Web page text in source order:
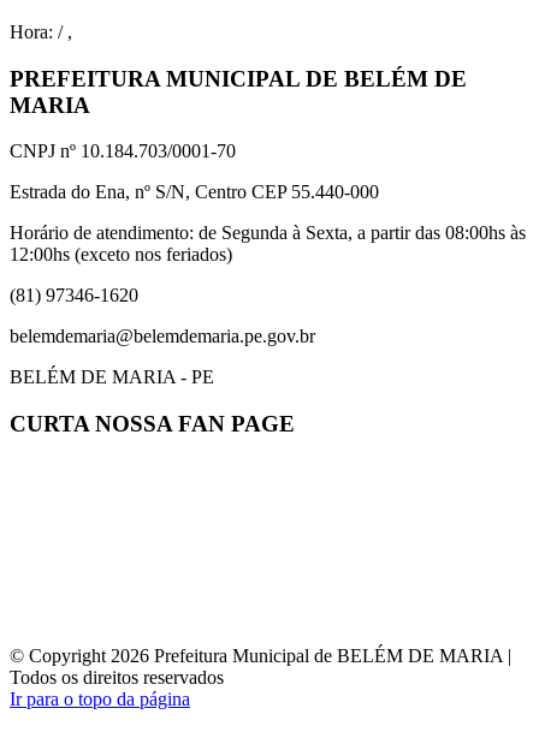
Hora: / ,
PREFEITURA MUNICIPAL DE BELÉM DE
MARIA
CNPJ nº 10.184.703/0001-70
Estrada do Ena, nº S/N, Centro CEP 55.440-000
Horário de atendimento: de Segunda à Sexta, a partir das 08:00hs às
12:00hs (exceto nos feriados)
(81) 97346-1620
belemdemaria@belemdemaria.pe.gov.br
BELÉM DE MARIA - PE
CURTA NOSSA FAN PAGE
© Copyright 2026 Prefeitura Municipal de BELÉM DE MARIA |
Todos os direitos reservados
Ir para o topo da página